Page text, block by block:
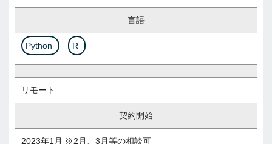
言語
Python R
リモート
契約開始
2023年1月 ※2月、3月等の相談可